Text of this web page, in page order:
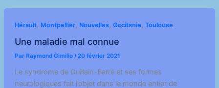
Hérault, Montpellier, Nouvelles, Occitanie, Toulouse
Une maladie mal connue
Par Raymond Gimilio / 20 février 2021
Le syndrome de Guillain-Barré et ses formes
neurologiques fait l’objet dans le monde entier de